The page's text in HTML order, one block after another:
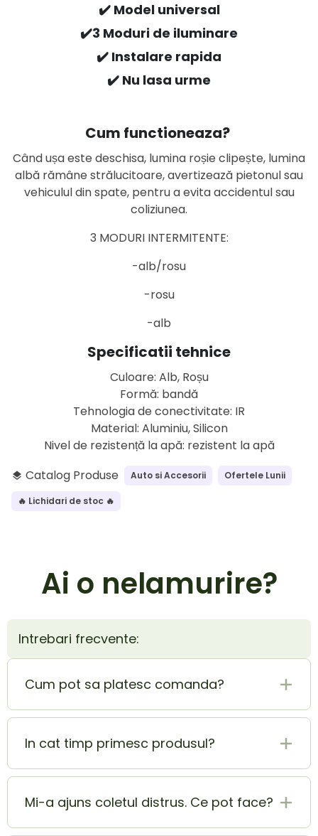
✔️ Model universal
✔️3 Moduri de iluminare
✔️ Instalare rapida
✔️ Nu lasa urme
Cum functioneaza?
Când ușa este deschisa, lumina roșie clipește, lumina
albă rămâne strălucitoare, avertizează pietonul sau
vehiculul din spate, pentru a evita accidentul sau
coliziunea.
3 MODURI INTERMITENTE:
-alb/rosu
-rosu
-alb
Specificatii tehnice
Culoare: Alb, Roșu
Formă: bandă
Tehnologia de conectivitate: IR
Material: Aluminiu, Silicon
Nivel de rezistență la apă: rezistent la apă
layers Catalog Produse Auto si Accesorii Ofertele Lunii
🔥 Lichidari de stoc 🔥
Ai o nelamurire?
Intrebari frecvente:
Cum pot sa platesc comanda?
Plata la livrare (ramburs) este cel mai sigur si
mai usor mod de plata. In acelasi timp poti
reducere de 5% din totalul comenzii.
In cat timp primesc produsul?
Produsul ajunge la tine in 1-2 zile lucratoare.
Mi-a ajuns coletul distrus. Ce pot face?